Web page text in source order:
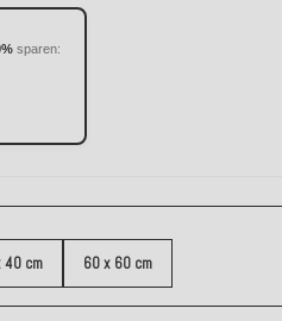
sparen:
40 cm 60 x 60 cm